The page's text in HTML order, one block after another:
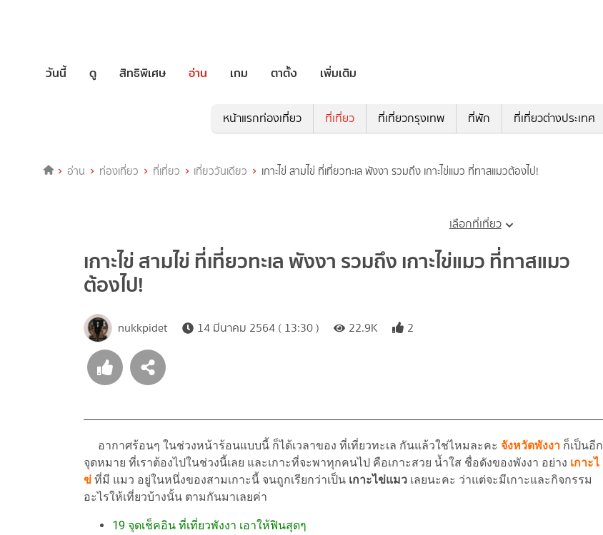
วันนี้ ดู สิทธิพิเศษ อ่าน เกม ตาตั้ง เพิ่มเติม
หน้าแรกท่องเที่ยว ที่เที่ยว ที่เที่ยวกรุงเทพ ที่พัก ที่เที่ยวต่างประเทศ
อ่าน ท่องเที่ยว ที่เที่ยว เที่ยววันเดียว เกาะไข่ สามไข่ ที่เที่ยวทะเล พังงา รวมถึง เกาะไข่แมว ที่ทาสแมวต้องไป!
เลือกที่เที่ยว
เกาะไข่ สามไข่ ที่เที่ยวทะเล พังงา รวมถึง เกาะไข่แมว ที่ทาสแมว
ต้องไป!
nukkpidet 14 มีนาคม 2564 ( 13:30 ) 22.9K 2
อากาศร้อนๆ ในช่วงหน้าร้อนแบบนี้ ก็ได้เวลาของ ที่เที่ยวทะเล กันแล้วใช่ไหมละคะ จังหวัดพังงา ก็เป็นอีก
จุดหมาย ที่เราต้องไปในช่วงนี้เลย และเกาะที่จะพาทุกคนไป คือเกาะสวย น้ำใส ชื่อดังของพังงา อย่าง เกาะไ
ข่ ที่มี แมว อยู่ในหนึ่งของสามเกาะนี้ จนถูกเรียกว่าเป็น เกาะไข่แมว เลยนะคะ ว่าแต่จะมีเกาะและกิจกรรม
อะไรให้เที่ยวบ้างนั้น ตามกันมาเลยค่า
19 จุดเช็คอิน ที่เที่ยวพังงา เอาให้ฟินสุดๆ